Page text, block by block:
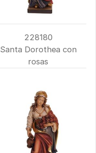
228180
Santa Dorothea con
rosas